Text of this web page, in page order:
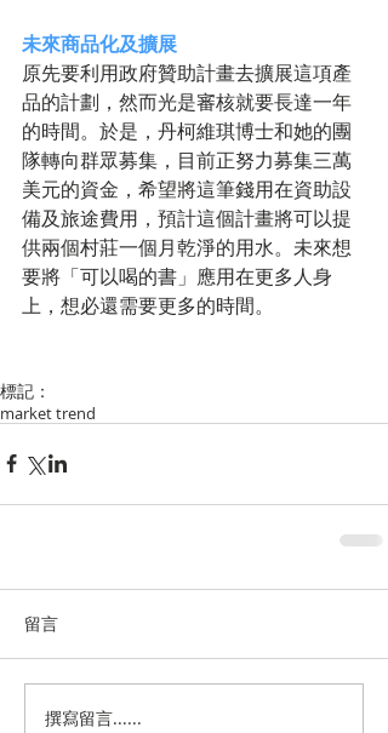
未來商品化及擴展
原先要利用政府贊助計畫去擴展這項產
品的計劃，然而光是審核就要長達一年
的時間。於是，丹柯維琪博士和她的團
隊轉向群眾募集，目前正努力募集三萬
美元的資金，希望將這筆錢用在資助設
備及旅途費用，預計這個計畫將可以提
供兩個村莊一個月乾淨的用水。未來想
要將「可以喝的書」應用在更多人身
上，想必還需要更多的時間。
標記：
market trend
留言
撰寫留言......